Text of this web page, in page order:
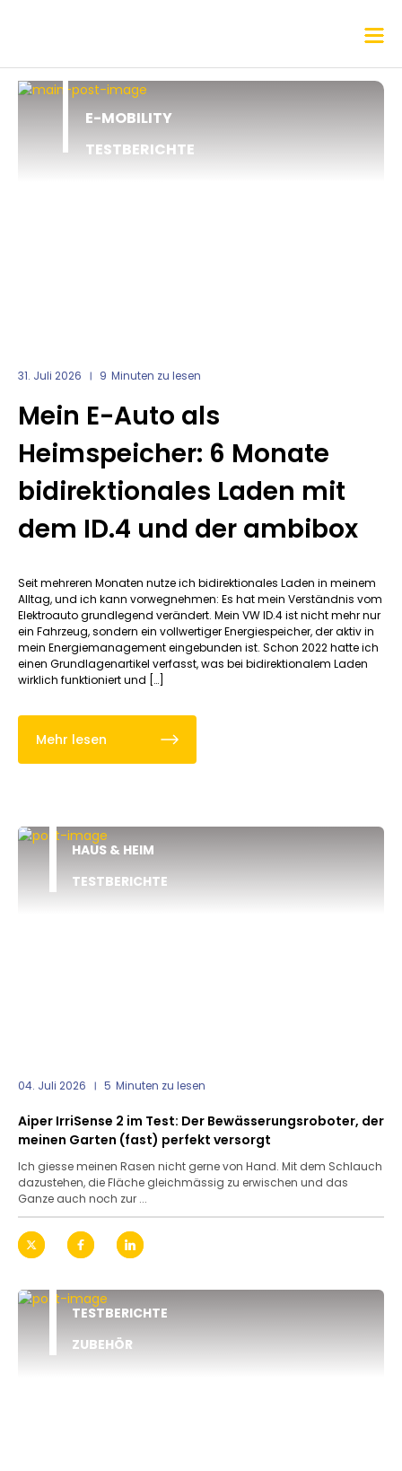
E-MOBILITY
TESTBERICHTE
31. Juli 2026 9 Minuten zu lesen
Mein E-Auto als
Heimspeicher: 6 Monate
bidirektionales Laden mit
dem ID.4 und der ambibox
Seit mehreren Monaten nutze ich bidirektionales Laden in meinem
Alltag, und ich kann vorwegnehmen: Es hat mein Verständnis vom
Elektroauto grundlegend verändert. Mein VW ID.4 ist nicht mehr nur
ein Fahrzeug, sondern ein vollwertiger Energiespeicher, der aktiv in
mein Energiemanagement eingebunden ist. Schon 2022 hatte ich
einen Grundlagenartikel verfasst, was bei bidirektionalem Laden
wirklich funktioniert und […]
Mehr lesen
HAUS & HEIM
TESTBERICHTE
04. Juli 2026 5 Minuten zu lesen
Aiper IrriSense 2 im Test: Der Bewässerungsroboter, der
meinen Garten (fast) perfekt versorgt
Ich giesse meinen Rasen nicht gerne von Hand. Mit dem Schlauch
dazustehen, die Fläche gleichmässig zu erwischen und das
Ganze auch noch zur ...
TESTBERICHTE
ZUBEHÖR